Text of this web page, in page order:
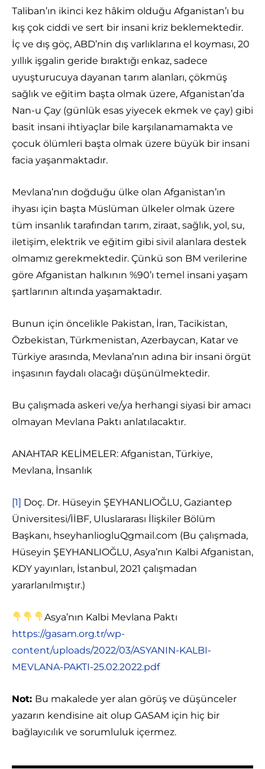
Taliban’ın ikinci kez hâkim olduğu Afganistan’ı bu
kış çok ciddi ve sert bir insani kriz beklemektedir.
İç ve dış göç, ABD’nin dış varlıklarına el koyması, 20
yıllık işgalin geride bıraktığı enkaz, sadece
uyuşturucuya dayanan tarım alanları, çökmüş
sağlık ve eğitim başta olmak üzere, Afganistan’da
Nan-u Çay (günlük esas yiyecek ekmek ve çay) gibi
basit insani ihtiyaçlar bile karşılanamamakta ve
çocuk ölümleri başta olmak üzere büyük bir insani
facia yaşanmaktadır.
Mevlana’nın doğduğu ülke olan Afganistan’ın
ihyası için başta Müslüman ülkeler olmak üzere
tüm insanlık tarafından tarım, ziraat, sağlık, yol, su,
iletişim, elektrik ve eğitim gibi sivil alanlara destek
olmamız gerekmektedir. Çünkü son BM verilerine
göre Afganistan halkının %90’ı temel insani yaşam
şartlarının altında yaşamaktadır.
Bunun için öncelikle Pakistan, İran, Tacikistan,
Özbekistan, Türkmenistan, Azerbaycan, Katar ve
Türkiye arasında, Mevlana’nın adına bir insani örgüt
inşasının faydalı olacağı düşünülmektedir.
Bu çalışmada askeri ve/ya herhangi siyasi bir amacı
olmayan Mevlana Paktı anlatılacaktır.
ANAHTAR KELİMELER: Afganistan, Türkiye,
Mevlana, İnsanlık
[1] Doç. Dr. Hüseyin ŞEYHANLIOĞLU, Gaziantep
Üniversitesi/İİBF, Uluslararası İlişkiler Bölüm
Başkanı, hseyhanliogluQgmail.com (Bu çalışmada,
Hüseyin ŞEYHANLIOĞLU, Asya’nın Kalbi Afganistan,
KDY yayınları, İstanbul, 2021 çalışmadan
yararlanılmıştır.)
Asya’nın Kalbi Mevlana Paktı
https://gasam.org.tr/wp-
content/uploads/2022/03/ASYANIN-KALBI-
MEVLANA-PAKTI-25.02.2022.pdf
Not: Bu makalede yer alan görüş ve düşünceler
yazarın kendisine ait olup GASAM için hiç bir
bağlayıcılık ve sorumluluk içermez.